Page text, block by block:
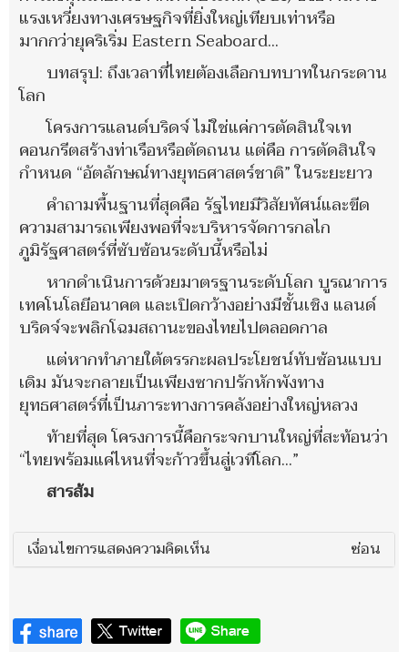
แรงเหวี่ยงทางเศรษฐกิจที่ยิ่งใหญ่เทียบเท่าหรือ
มากกว่ายุคริเริ่ม Eastern Seaboard...
บทสรุป: ถึงเวลาที่ไทยต้องเลือกบทบาทในกระดาน
โลก
โครงการแลนด์บริดจ์ ไม่ใช่แค่การตัดสินใจเท
คอนกรีตสร้างท่าเรือหรือตัดถนน แต่คือ การตัดสินใจ
กำหนด “อัตลักษณ์ทางยุทธศาสตร์ชาติ” ในระยะยาว
คำถามพื้นฐานที่สุดคือ รัฐไทยมีวิสัยทัศน์และขีด
ความสามารถเพียงพอที่จะบริหารจัดการกลไก
ภูมิรัฐศาสตร์ที่ซับซ้อนระดับนี้หรือไม่
หากดำเนินการด้วยมาตรฐานระดับโลก บูรณาการ
เทคโนโลยีอนาคต และเปิดกว้างอย่างมีชั้นเชิง แลนด์
บริดจ์จะพลิกโฉมสถานะของไทยไปตลอดกาล
แต่หากทำภายใต้ตรรกะผลประโยชน์ทับซ้อนแบบ
เดิม มันจะกลายเป็นเพียงซากปรักหักพังทาง
ยุทธศาสตร์ที่เป็นภาระทางการคลังอย่างใหญ่หลวง
ท้ายที่สุด โครงการนี้คือกระจกบานใหญ่ที่สะท้อนว่า
“ไทยพร้อมแค่ไหนที่จะก้าวขึ้นสู่เวทีโลก...”
สารส้ม
เงื่อนไขการแสดงความคิดเห็น ซ่อน